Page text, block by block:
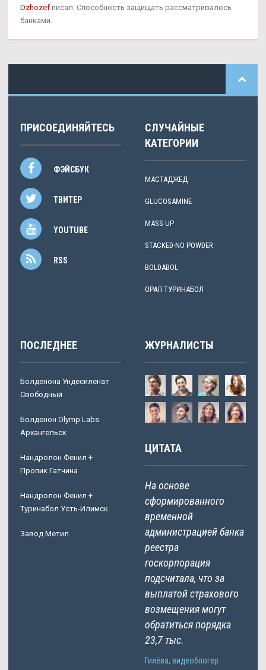
Dzhozef писал: Способность защищать рассматривалось
банками.
ПРИСОЕДИНЯЙТЕСЬ
ФЭЙСБУК
ТВИТЕР
YOUTUBE
RSS
СЛУЧАЙНЫЕ
КАТЕГОРИИ
МАСТАДЖЕД
GLUCOSAMINE
MASS UP
STACKED-NO POWDER
BOLDABOL
ОРАЛ ТУРИНАБОЛ
ПОСЛЕДНЕЕ
Болденона Ундесиленат
Свободный
Болденон Olymp Labs
Архангельск
Нандролон Фенил +
Пропик Гатчина
Нандролон Фенил +
Туринабол Усть-Илимск
Завод Метил
ЖУРНАЛИСТЫ
ЦИТАТА
На основе
сформированного
временной
администрацией банка
реестра
госкорпорация
подсчитала, что за
выплатой страхового
возмещения могут
обратиться порядка
23,7 тыс.
Гилёва, видеоблогер